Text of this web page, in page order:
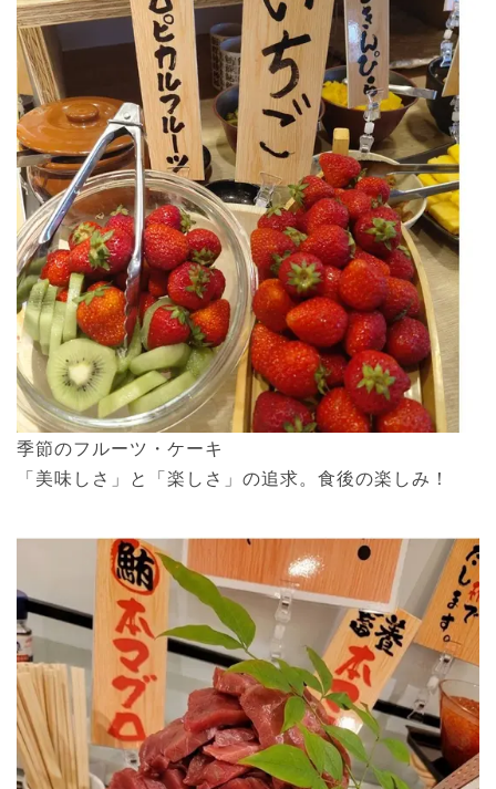
季節のフルーツ・ケーキ
「美味しさ」と「楽しさ」の追求。食後の楽しみ！